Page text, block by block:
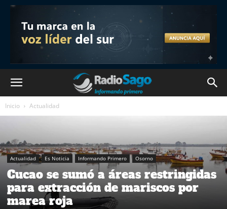
Inicio Actualidad
Actualidad Es Noticia Informando Primero Osorno
Cucao se sumó a áreas restringidas
para extracción de mariscos por
marea roja